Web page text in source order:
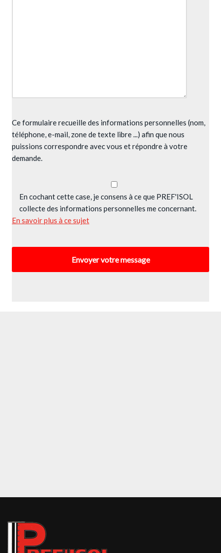
Ce formulaire recueille des informations personnelles (nom,
téléphone, e-mail, zone de texte libre ...) afin que nous
puissions correspondre avec vous et répondre à votre
demande.
En cochant cette case, je consens à ce que PREF'ISOL
collecte des informations personnelles me concernant.
En savoir plus à ce sujet